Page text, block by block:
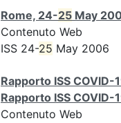
Rome, 24-25 May
Contenuto Web
ISS 24-25 May 2006
Rapporto ISS COVID-
Rapporto ISS COVID-
Contenuto Web